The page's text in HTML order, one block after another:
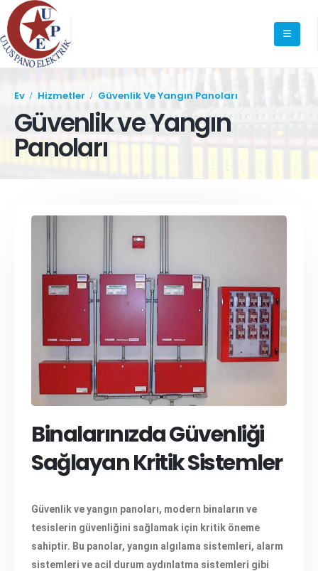
Ev Hizmetler Güvenlik Ve Yangın Panoları
Güvenlik ve Yangın
Panoları
Binalarınızda Güvenliği
Sağlayan Kritik Sistemler
Güvenlik ve yangın panoları, modern binaların ve
tesislerin güvenliğini sağlamak için kritik öneme
sahiptir. Bu panolar, yangın algılama sistemleri, alarm
sistemleri ve acil durum aydınlatma sistemleri gibi